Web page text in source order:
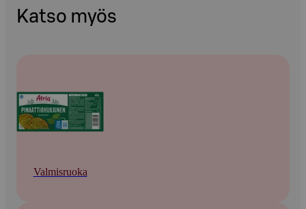
Katso myös
Valmisruoka